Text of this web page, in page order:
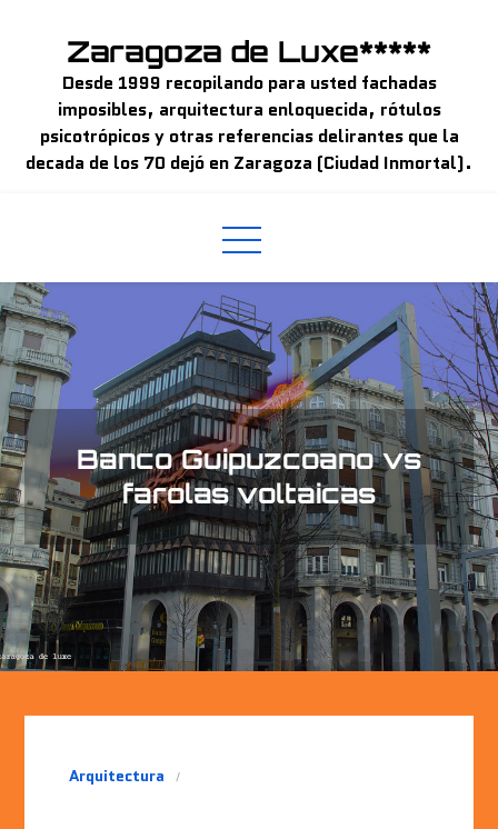
Zaragoza de Luxe*****
Desde 1999 recopilando para usted fachadas
imposibles, arquitectura enloquecida, rótulos
psicotrópicos y otras referencias delirantes que la
decada de los 70 dejó en Zaragoza (Ciudad Inmortal).
Banco Guipuzcoano vs
farolas voltaicas
Arquitectura